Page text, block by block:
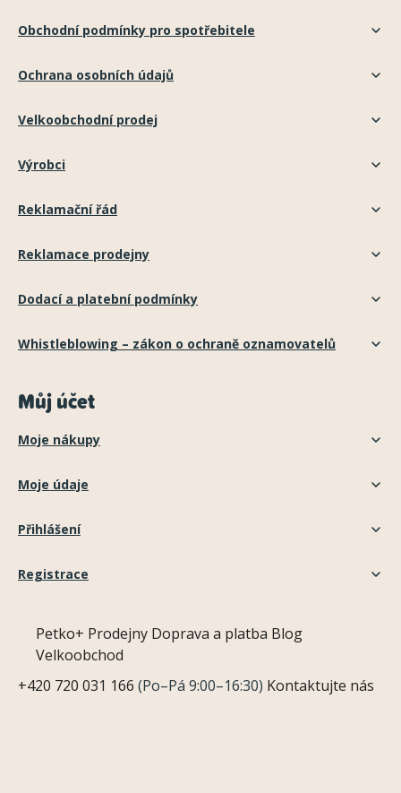
Obchodní podmínky pro spotřebitele
Ochrana osobních údajů
Velkoobchodní prodej
Výrobci
Reklamační řád
Reklamace prodejny
Dodací a platební podmínky
Whistleblowing – zákon o ochraně oznamovatelů
Můj účet
Moje nákupy
Moje údaje
Přihlášení
Registrace
Petko+ Prodejny Doprava a platba Blog
Velkoobchod
+420 720 031 166 (Po–Pá 9:00–16:30) Kontaktujte nás